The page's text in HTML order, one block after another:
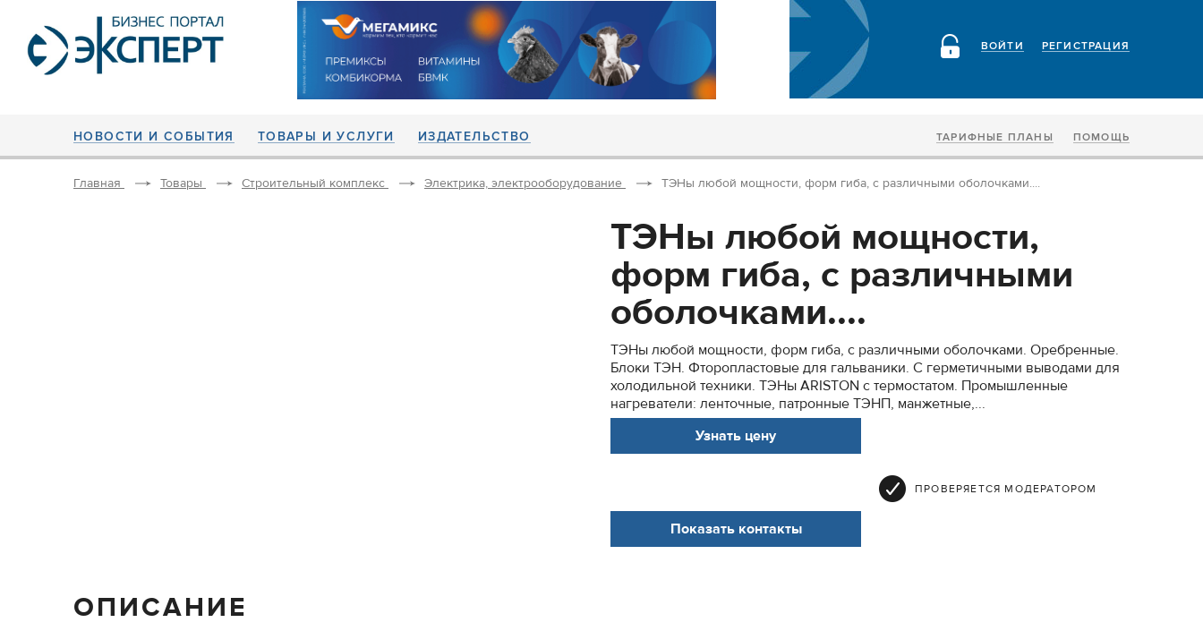
РЕГИСТРАЦИЯ
ВОЙТИ
НОВОСТИ И СОБЫТИЯ ТОВАРЫ И УСЛУГИ ИЗДАТЕЛЬСТВО ТАРИФНЫЕ ПЛАНЫ ПОМОЩЬ
Главная Товары Строительный комплекс Электрика, электрооборудование ТЭНы любой мощности, форм гиба, с различными оболочками....
ТЭНы любой мощности,
форм гиба, с различными
оболочками....
ТЭНы любой мощности, форм гиба, с различными оболочками. Оребренные.
Блоки ТЭН. Фторопластовые для гальваники. С герметичными выводами для
холодильной техники. ТЭНы ARISTON с термостатом. Промышленные
нагреватели: ленточные, патронные ТЭНП, манжетные,...
Узнать цену
ПРОВЕРЯЕТСЯ МОДЕРАТОРОМ
Показать контакты
ОПИСАНИЕ